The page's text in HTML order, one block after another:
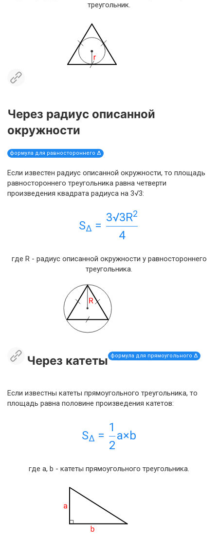
треугольник.
Через радиус описанной
окружности
формула для равностороннего Δ
Если известен радиус описанной окружности, то площадь
равностороннего треугольника равна четверти
произведения квадрата радиуса на 3√3:
SΔ =
3√3R2
4
где R - радиус описанной окружности у равностороннего
треугольника.
Через катеты формула для прямоугольного Δ
Если известны катеты прямоугольного треугольника, то
площадь равна половине произведения катетов:
SΔ =
1
2
a×b
где a, b - катеты прямоугольного треугольника.